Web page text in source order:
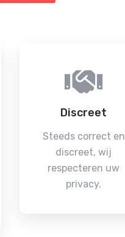
Discreet
Steeds correct en
discreet, wij
respecteren uw
privacy.